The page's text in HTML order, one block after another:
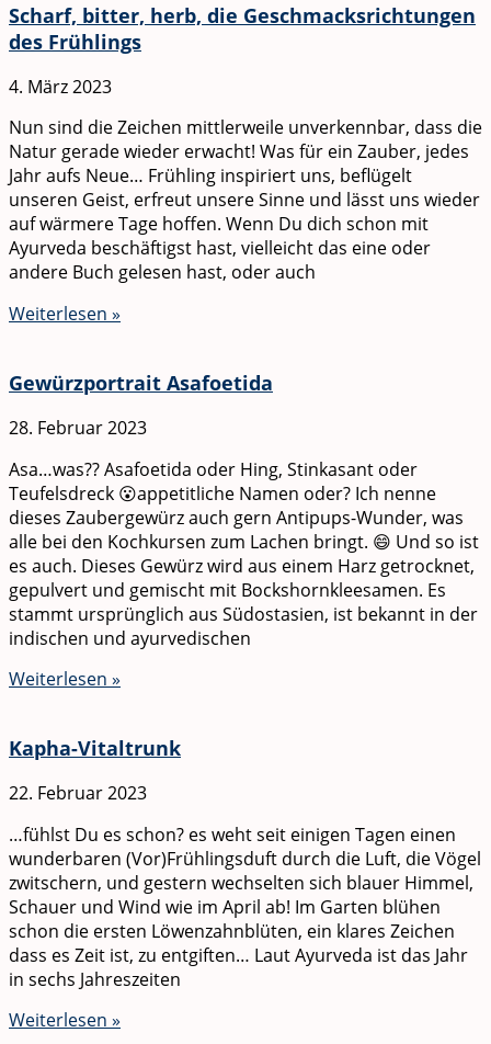
Scharf, bitter, herb, die Geschmacksrichtungen
des Frühlings
4. März 2023
Nun sind die Zeichen mittlerweile unverkennbar, dass die
Natur gerade wieder erwacht! Was für ein Zauber, jedes
Jahr aufs Neue… Frühling inspiriert uns, beflügelt
unseren Geist, erfreut unsere Sinne und lässt uns wieder
auf wärmere Tage hoffen. Wenn Du dich schon mit
Ayurveda beschäftigst hast, vielleicht das eine oder
andere Buch gelesen hast, oder auch
Weiterlesen »
Gewürzportrait Asafoetida
28. Februar 2023
Asa…was?? Asafoetida oder Hing, Stinkasant oder
Teufelsdreck 😮appetitliche Namen oder? Ich nenne
dieses Zaubergewürz auch gern Antipups-Wunder, was
alle bei den Kochkursen zum Lachen bringt. 😄 Und so ist
es auch. Dieses Gewürz wird aus einem Harz getrocknet,
gepulvert und gemischt mit Bockshornkleesamen. Es
stammt ursprünglich aus Südostasien, ist bekannt in der
indischen und ayurvedischen
Weiterlesen »
Kapha-Vitaltrunk
22. Februar 2023
…fühlst Du es schon? es weht seit einigen Tagen einen
wunderbaren (Vor)Frühlingsduft durch die Luft, die Vögel
zwitschern, und gestern wechselten sich blauer Himmel,
Schauer und Wind wie im April ab! Im Garten blühen
schon die ersten Löwenzahnblüten, ein klares Zeichen
dass es Zeit ist, zu entgiften… Laut Ayurveda ist das Jahr
in sechs Jahreszeiten
Weiterlesen »